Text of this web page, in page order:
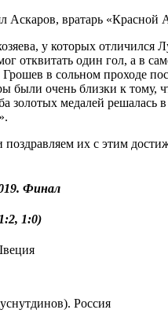
Аскаров, вратарь «Красной
у которых
отквитать один гол, а в
в сольном проходе
очень близки к тому,
золотых медалей
их с этим
Финал
1:0)
Россия